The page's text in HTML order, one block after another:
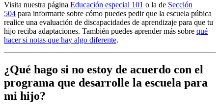
Visita nuestra página Educación especial 101 o la de Sección
504 para informarte sobre cómo puedes pedir que la escuela púbica
realice una evaluación de discapacidades de aprendizaje para que tu
hijo reciba adaptaciones. También puedes aprender más sobre qué
hacer si notas que hay algo diferente.
¿Qué hago si no estoy de acuerdo con el
programa que desarrolle la escuela para
mi hijo?